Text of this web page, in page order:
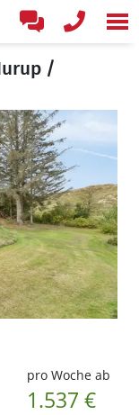
/
pro Woche ab
1.537 €